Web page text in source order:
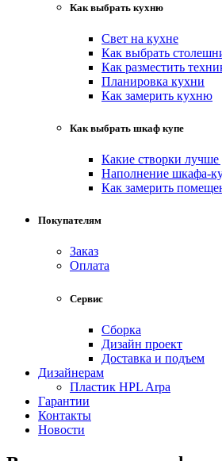
Как выбрать кухню
Свет на кухне
Как выбрать
Как разместить
Планировка кухни
Как замерить кухню
Как выбрать шкаф купе
Какие створки
Наполнение шкафа-
Как замерить
Покупателям
Заказ
Оплата
Сервис
Сборка
Дизайн проект
Доставка и подъем
Дизайнерам
Пластик HPL Arpa
Гарантии
Контакты
Новости